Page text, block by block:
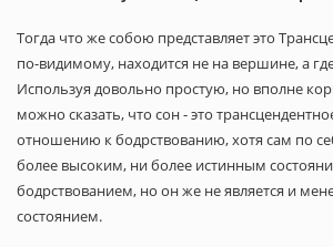
Тогда что же собою представляет это
по-видимому, находится не на вершине, а
Используя довольно простую, но вполне
можно сказать, что сон - это
отношению к бодрствованию, хотя сам по
более высоким, ни более истинным
бодрствованием, но он же не является и
состоянием.